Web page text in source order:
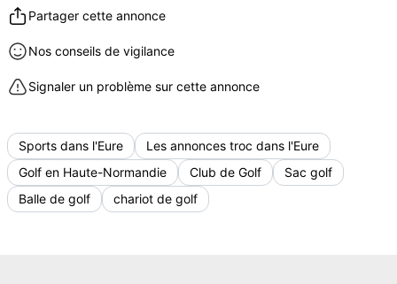
Partager cette annonce
Nos conseils de vigilance
Signaler un problème sur cette annonce
Sports dans l'Eure
Les annonces troc dans l'Eure
Golf en Haute-Normandie
Club de Golf
Sac golf
Balle de golf
chariot de golf